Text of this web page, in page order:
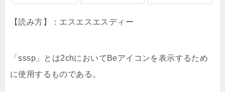
【読み方】：エスエスエスディー
「sssp」とは2chにおいてBeアイコンを表示するため
に使用するものである。